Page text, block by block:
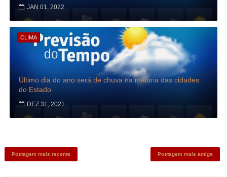
JAN 01, 2022
CLIMA
Último dia do ano será de chuva na maioria das cidades
do Estado
DEZ 31, 2021
Postagem mais recente Postagem mais antiga